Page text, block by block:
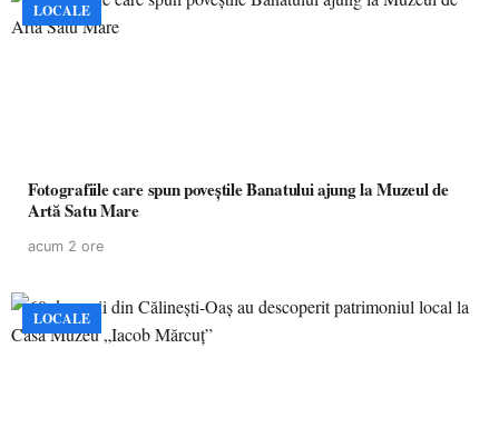
LOCALE
Fotografiile care spun poveștile Banatului ajung la Muzeul de
Artă Satu Mare
acum 2 ore
LOCALE